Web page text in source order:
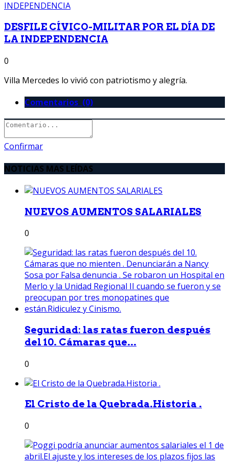
DESFILE CÍVICO-MILITAR POR EL DÍA DE
LA INDEPENDENCIA
0
Villa Mercedes lo vivió con patriotismo y alegría.
Comentarios (0)
Confirmar
NOTICIAS MAS LEÍDAS
NUEVOS AUMENTOS SALARIALES
0
Seguridad: las ratas fueron después
del 10. Cámaras que...
0
El Cristo de la Quebrada.Historia .
0